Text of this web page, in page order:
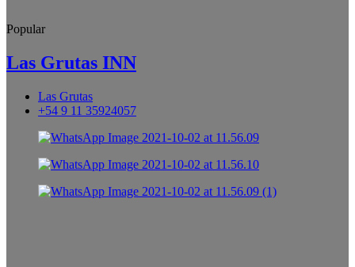
Popular
Las Grutas INN
Las Grutas
+54 9 11 35924057